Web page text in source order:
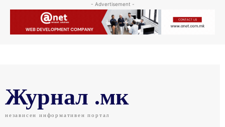
- Advertisement -
Журнал .мк
независен информативен портал